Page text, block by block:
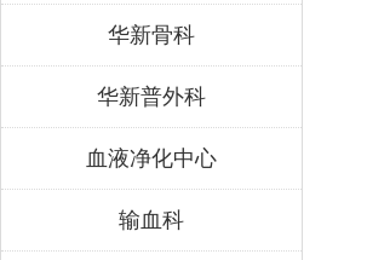
华新骨科
华新普外科
血液净化中心
输血科